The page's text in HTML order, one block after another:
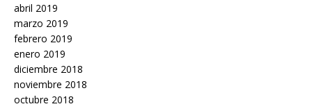
abril 2019
marzo 2019
febrero 2019
enero 2019
diciembre 2018
noviembre 2018
octubre 2018